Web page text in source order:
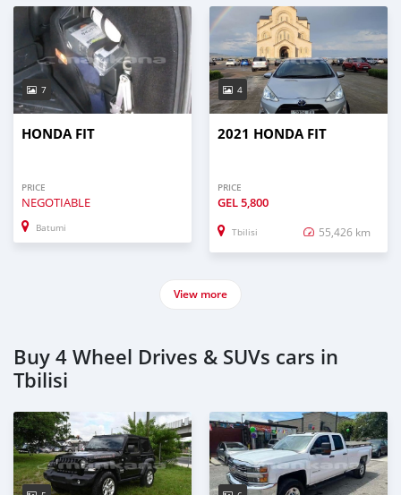
7
HONDA FIT
PRICE
NEGOTIABLE
Batumi
4
2021 HONDA FIT
PRICE
GEL5,800
Tbilisi 55,426 km
View more
Buy 4 Wheel Drives & SUVs cars in
Tbilisi